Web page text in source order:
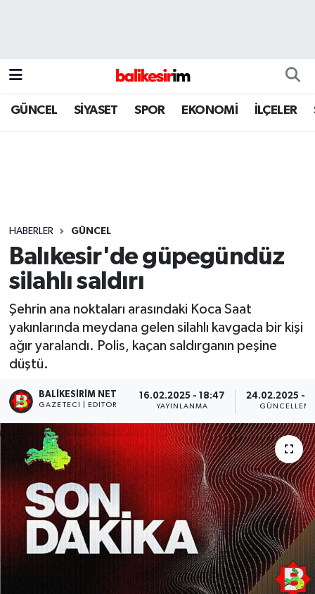
GÜNCEL SİYASET SPOR EKONOMİ İLÇELER
HABERLER GÜNCEL
Balıkesir'de güpegündüz
silahlı saldırı
Şehrin ana noktaları arasındaki Koca Saat
yakınlarında meydana gelen silahlı kavgada bir kişi
ağır yaralandı. Polis, kaçan saldırganın peşine
düştü.
BALIKESIRIM NET
GAZETECI | EDITÖR
16.02.2025 - 18:47
YAYINLANMA
24.02.2025 -